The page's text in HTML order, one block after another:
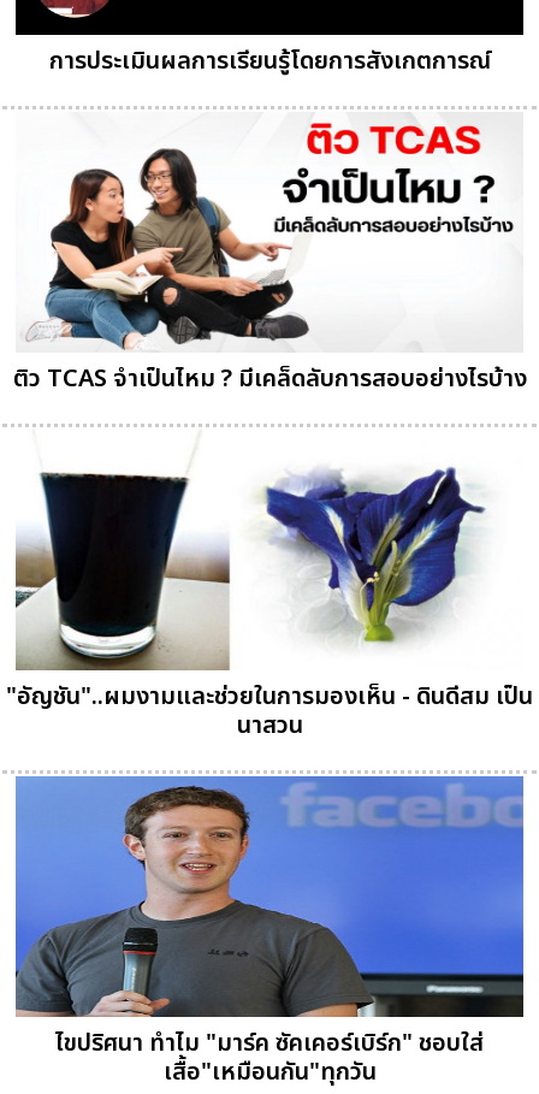
การประเมินผลการเรียนรู้โดยการสังเกตการณ์
ติว TCAS จำเป็นไหม ? มีเคล็ดลับการสอบอย่างไรบ้าง
"อัญชัน"..ผมงามและช่วยในการมองเห็น - ดินดีสม เป็น
นาสวน
ไขปริศนา ทำไม "มาร์ค ซัคเคอร์เบิร์ก" ชอบใส่
เสื้อ"เหมือนกัน"ทุกวัน